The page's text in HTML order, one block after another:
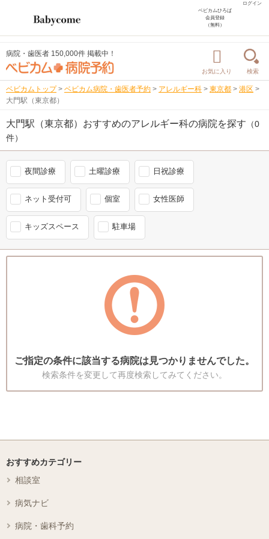
ログイン
ベビカムひろば
会員登録
（無料）
病院・歯医者 150,000件 掲載中！
お気に入り 検索
ベビカムトップ > ベビカム病院・歯医者予約 > アレルギー科 > 東京都 > 港区 >
大門駅（東京都）
大門駅（東京都）おすすめのアレルギー科の病院を探す （0
件）
夜間診療 土曜診療 日祝診療
ネット受付可 個室 女性医師
キッズスペース 駐車場
ご指定の条件に該当する病院は見つかりませんでした。
検索条件を変更して再度検索してみてください。
おすすめカテゴリー
相談室
病気ナビ
病院・歯科予約